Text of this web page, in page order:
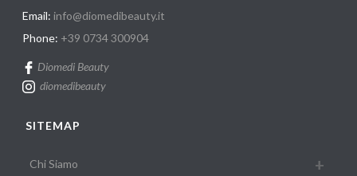
Email: info@diomedibeauty.it
Phone: +39 0734 300904
Diomedi Beauty
diomedibeauty
SITEMAP
Chi Siamo